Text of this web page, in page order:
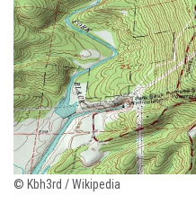
© Kbh3rd / Wikipedia